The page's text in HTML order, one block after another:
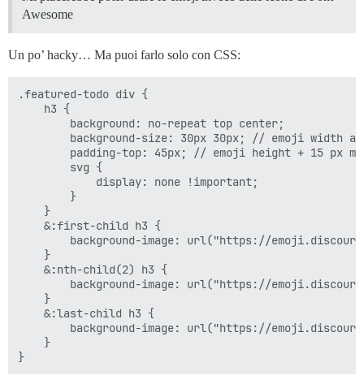
Awesome
Un po’ hacky… Ma puoi farlo solo con CSS:
.featured-todo div {
    h3 {
        background: no-repeat top center;
background-size: 30px 30px; // emoji width
padding-top: 45px; // emoji height + 15 px
        svg {
            display: none !important;
        }
    }
    &:first-child h3 {
background-image: url("https://
    }
    &:nth-child(2) h3 {
background-image: url("https://
    }
    &:last-child h3 {
background-image: url("https://
    }